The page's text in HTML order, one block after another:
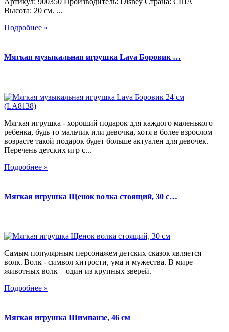
Высота: 20 см. ...
Подробнее »
Мягкая музыкальная игрушка Lava Боровик …
Мягкая игрушка - хороший подарок для каждого маленького
ребенка, будь то мальчик или девочка, хотя в более взрослом
возрасте такой подарок будет больше актуален для девочек.
Перечень детских игр с...
Подробнее »
Мягкая игрушка Щенок волка стоящий, 30 с…
Самым популярным персонажем детских сказок является
волк. Волк - символ хитрости, ума и мужества. В мире
животных волк – один из крупных зверей.
Подробнее »
Мягкая игрушка Шимпанзе, 46 см